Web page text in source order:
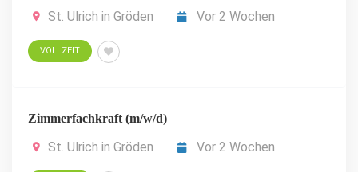
St. Ulrich in Gröden Vor 2 Wochen
VOLLZEIT
Zimmerfachkraft (m/w/d)
St. Ulrich in Gröden Vor 2 Wochen